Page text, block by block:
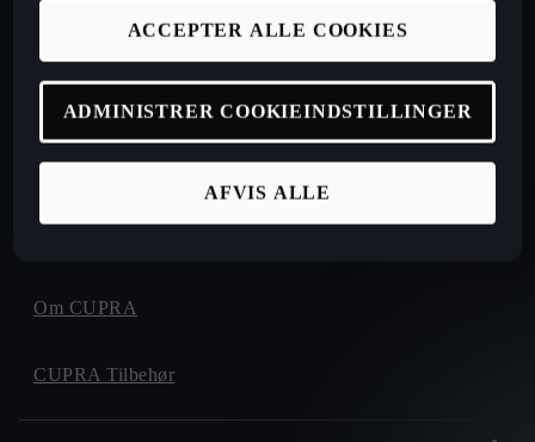
Biler på lager
Køb CUPRA online
Om CUPRA
CUPRA Tilbehør
AFVIS ALLE
ACCEPTER ALLE COOKIES
ADMINISTRER COOKIEINDSTILLINGER